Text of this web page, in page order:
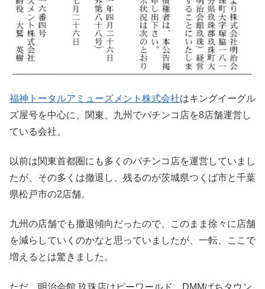
福神トータルアミューズメント株式会社はキングイーグル
ズ屋号を中心に、関東、九州でパチンコ店を8店舗運営し
ている会社。
以前は関東首都圏にも多くのパチンコ店を運営していまし
たが、その多くは撤退し、残るのが茨城県つくば市と千葉
県松戸市の2店舗。
九州の店舗でも撤退傾向だったので、このまま徐々に店舗
を減らしていくのかなと思っていましたが、一転、ここで
増えるとは驚きました。
ただ、明治会館 玖珠店はピーワールド、DMMぱちタウン